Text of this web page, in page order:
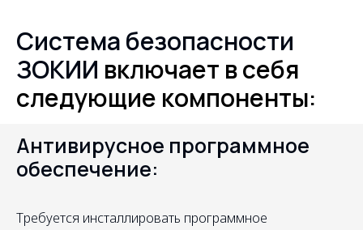
Система безопасности
ЗОКИИ включает в себя
следующие компоненты:
Антивирусное программное
обеспечение:
Требуется инсталлировать программное